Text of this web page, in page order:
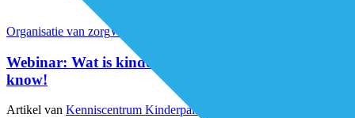
Organisatie van zorgWebinars
Webinar: Wat is kinderpalliatieve zorg? Good to
know!
Artikel van Kenniscentrum Kinderpalliatieve Zorg